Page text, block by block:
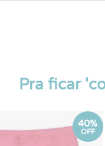
Pra ficar
40%
OFF